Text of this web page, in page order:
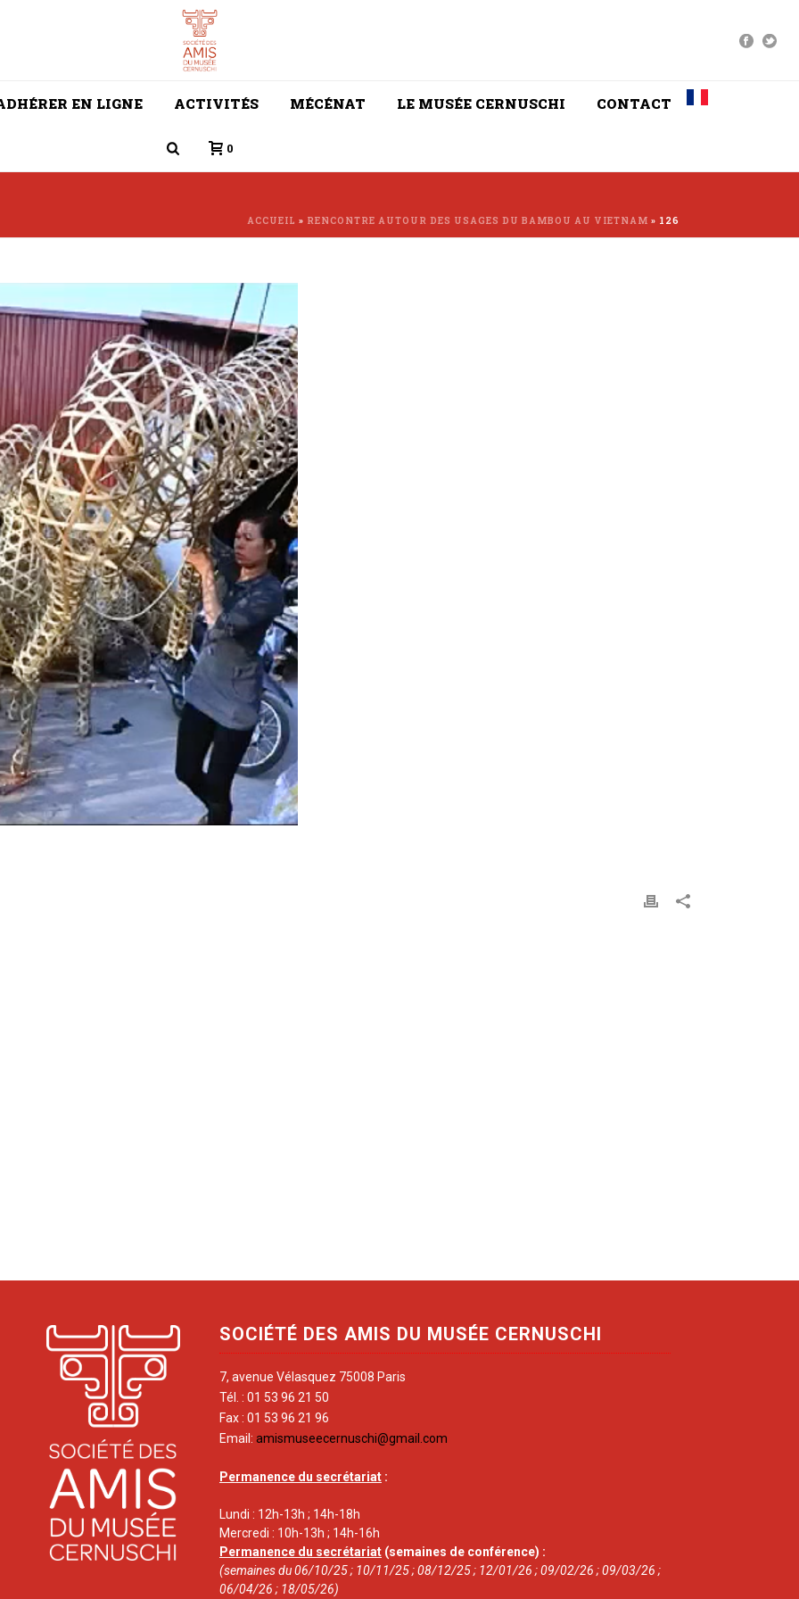
EN LIGNE ACTIVITÉS MÉCÉNAT LE MUSÉE CERNUSCHI CONTACT
0
ACCUEIL » RENCONTRE AUTOUR DES USAGES DU BAMBOU AU VIETNAM » 126
SOCIÉTÉ DES AMIS DU MUSÉE CERNUSCHI
7, avenue Vélasquez 75008 Paris
Tél. : 01 53 96 21 50
Fax : 01 53 96 21 96
Email: amismuseecernuschi@gmail.com
Permanence du secrétariat :
Lundi : 12h-13h ; 14h-18h
Mercredi : 10h-13h ; 14h-16h
Permanence du secrétariat (semaines de conférence) :
(semaines du 06/10/25 ; 10/11/25 ; 08/12/25 ; 12/01/26 ; 09/02/26 ; 09/03/26 ;
06/04/26 ; 18/05/26)